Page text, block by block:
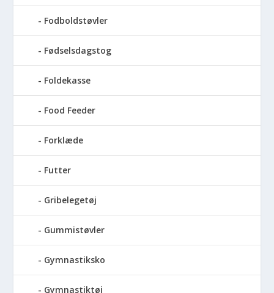
Fodboldstøvler
Fødselsdagstog
Foldekasse
Food Feeder
Forklæde
Futter
Gribelegetøj
Gummistøvler
Gymnastiksko
Gymnastiktøj